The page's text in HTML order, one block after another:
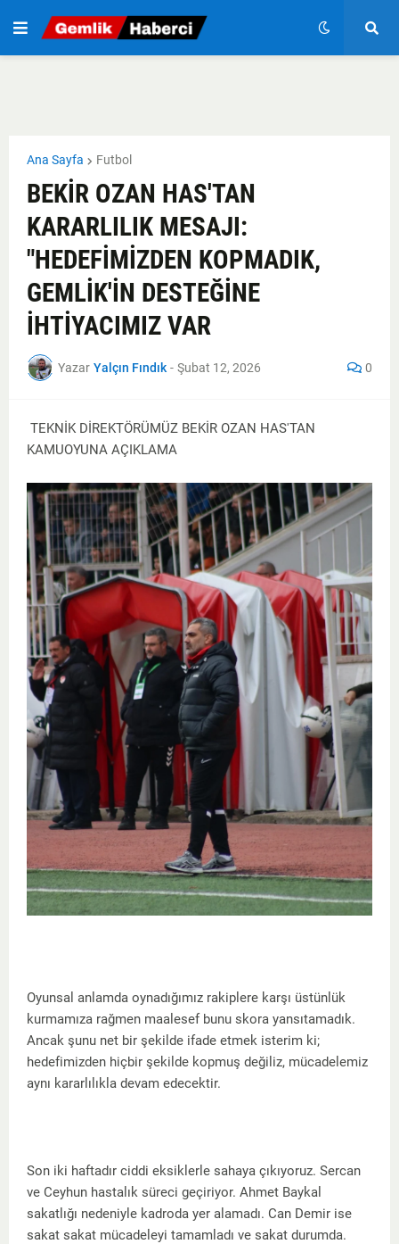
Ana Sayfa Futbol
BEKİR OZAN HAS'TAN
KARARLILIK MESAJI:
"HEDEFİMİZDEN KOPMADIK,
GEMLİK'İN DESTEĞİNE
İHTİYACIMIZ VAR
Yazar Yalçın Fındık - Şubat 12, 2026 0
TEKNİK DİREKTÖRÜMÜZ BEKİR OZAN HAS'TAN
KAMUOYUNA AÇIKLAMA
Oyunsal anlamda oynadığımız rakiplere karşı üstünlük
kurmamıza rağmen maalesef bunu skora yansıtamadık.
Ancak şunu net bir şekilde ifade etmek isterim ki;
hedefimizden hiçbir şekilde kopmuş değiliz, mücadelemiz
aynı kararlılıkla devam edecektir.
Son iki haftadır ciddi eksiklerle sahaya çıkıyoruz. Sercan
ve Ceyhun hastalık süreci geçiriyor. Ahmet Baykal
sakatlığı nedeniyle kadroda yer alamadı. Can Demir ise
sakat sakat mücadeleyi tamamladı ve sakat durumda.